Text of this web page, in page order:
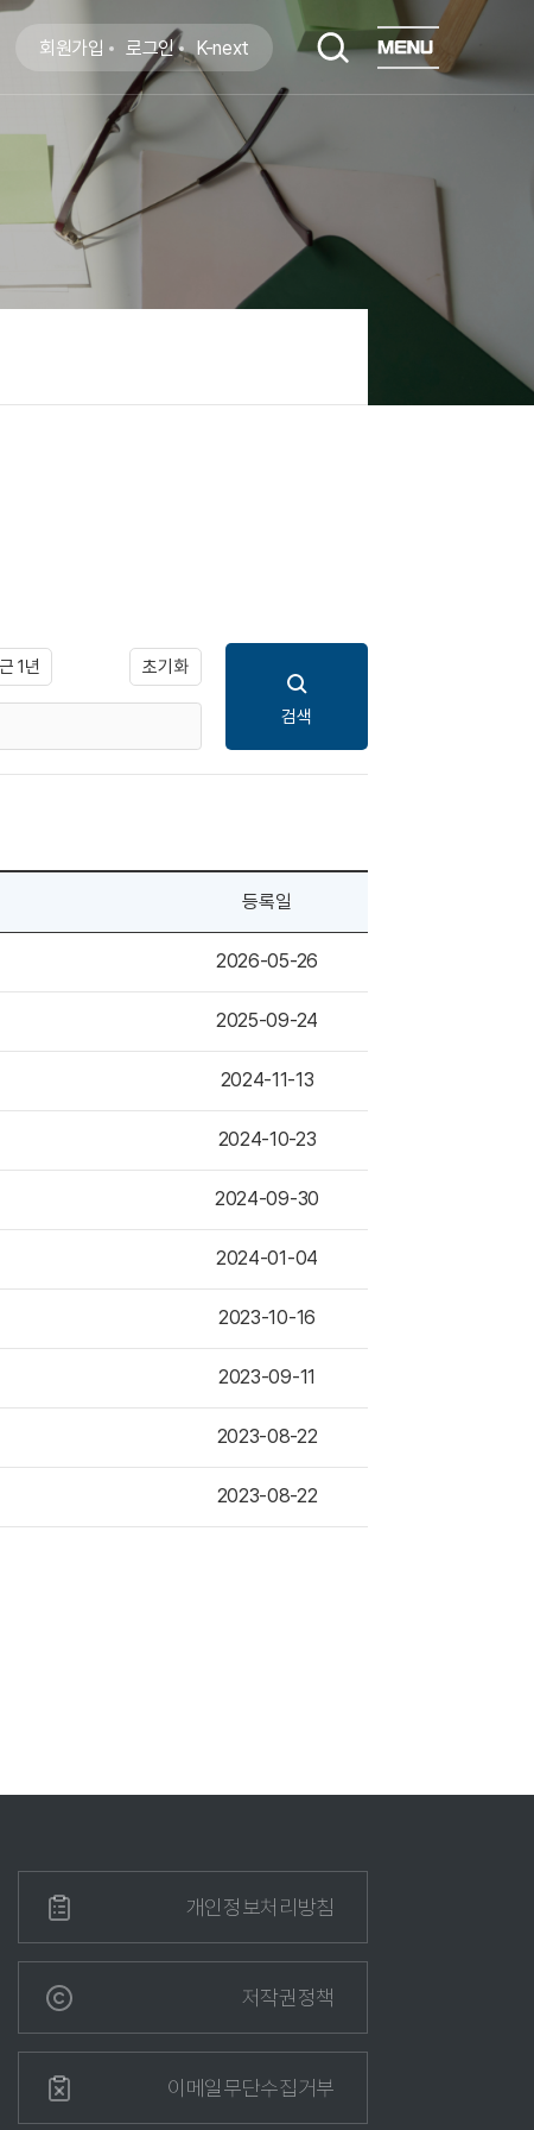
회원가입 로그인 K-next
1년 초기화
검색
등록일
2026-05-26
2025-09-24
2024-11-13
2024-10-23
2024-09-30
2024-01-04
2023-10-16
2023-09-11
2023-08-22
2023-08-22
개인정보처리방침
저작권정책
이메일무단수집거부